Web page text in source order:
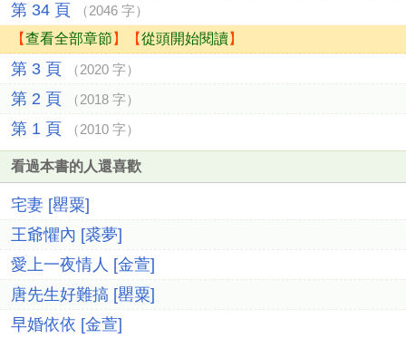
第 34 頁 （2046 字）
【查看全部章節 】【從頭開始閱讀】
第 3 頁 （2020 字）
第 2 頁 （2018 字）
第 1 頁 （2010 字）
看過本書的人還喜歡
宅妻 [罌粟]
王爺懼內 [裘夢]
愛上一夜情人 [金萱]
唐先生好難搞 [罌粟]
早婚依依 [金萱]